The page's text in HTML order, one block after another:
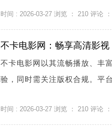
时间 : 2026-03-27 浏览 ： 210 评论 ：
不卡电影网：畅享高清影
不卡电影网以其流畅播放、丰
验，同时需关注版权合规。平
时间 : 2026-03-27 浏览 ： 210 评论 ：